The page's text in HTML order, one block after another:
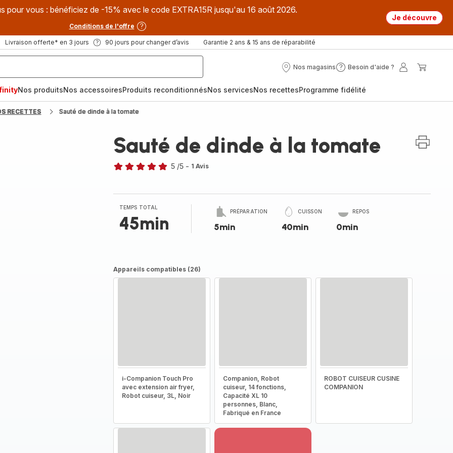
pour vous : bénéficiez de -15% avec le code EXTRA15R jusqu'au 16 août 2026.
Conditions de l'offre
Je découvre
Livraison offerte* en 3 jours 90 jours pour changer d’avis Garantie 2 ans & 15 ans de réparabilité
Nos magasins
Nos
Besoin d'aide ?
Besoin
?
Mon
Nos produitsNos accessoiresProduits reconditionnésNos servicesNos recettesProgramme fidélité
RECETTES Sauté de dinde à la tomate
Sauté de dinde à la tomate
étoiles
(moyenne)
5 /5 - 1 Avis
TEMPS TOTAL
45min
PRÉPARATION
5min
CUISSON
40min
REPOS
0min
Appareils compatibles (26)
i-Companion Touch Pro
avec extension air fryer,
Robot cuiseur, 3L, Noir
Companion, Robot
cuiseur, 14 fonctions,
Capacité XL 10
personnes, Blanc,
Fabriqué en France
ROBOT CUISEUR CUSINE
COMPANION